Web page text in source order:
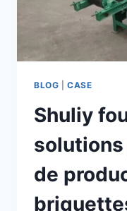
DE
BLOG |CASE
Shuliy
de